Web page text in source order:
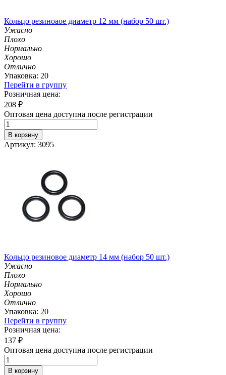
Кольцо резиноаое диаметр 12 мм (набор 50 шт.)
Ужасно
Плохо
Нормально
Хорошо
Отлично
Упаковка: 20
Перейти в группу
Розничная цена:
208 ₽
Оптовая цена доступна после регистрации
В корзину
Артикул: 3095
Кольцо резиновое диаметр 14 мм (набор 50 шт.)
Ужасно
Плохо
Нормально
Хорошо
Отлично
Упаковка: 20
Перейти в группу
Розничная цена:
137 ₽
Оптовая цена доступна после регистрации
В корзину